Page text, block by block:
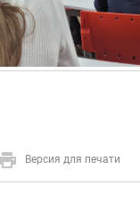
Версия для печати